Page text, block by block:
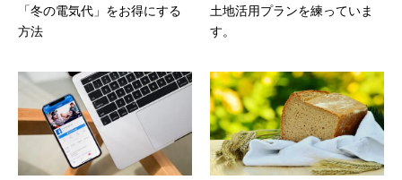
「冬の電気代」をお得にする
方法
土地活用プランを練っていま
す。